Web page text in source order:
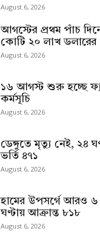
August 6, 2026
আগস্টের প্রথম পাঁচ
কোটি ২০ লাখ ডলারের
August 6, 2026
১৬ আগস্ট শুরু হচ্ছে
কর্মসূচি
August 6, 2026
ডেঙ্গুতে মৃত্যু নেই, ২৪
ভর্তি ৪৭১
August 6, 2026
হামের উপসর্গে আরও
ঘণ্টায় আক্রান্ত ৮১৮
August 6, 2026